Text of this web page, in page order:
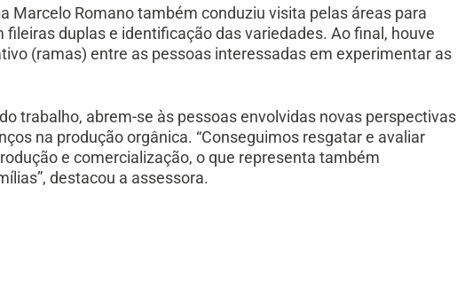
Marcelo Romano também conduziu visita pelas áreas para
duplas e identificação das variedades. Ao final, houve
(ramas) entre as pessoas interessadas em experimentar as
trabalho, abrem-se às pessoas envolvidas novas perspectivas
na produção orgânica. “Conseguimos resgatar e avaliar
e comercialização, o que representa também
destacou a assessora.